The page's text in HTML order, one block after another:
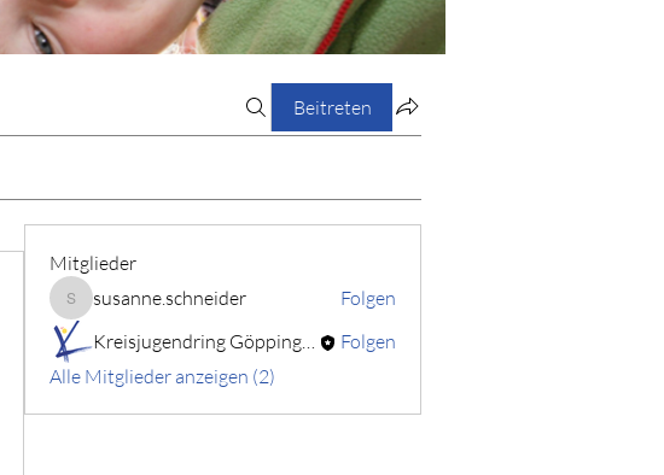
Beitreten
Mitglieder
susanne.schneider
susanne.schneider
Folgen
Kreisjugendring Göppingen
Folgen
Alle Mitglieder anzeigen (2)